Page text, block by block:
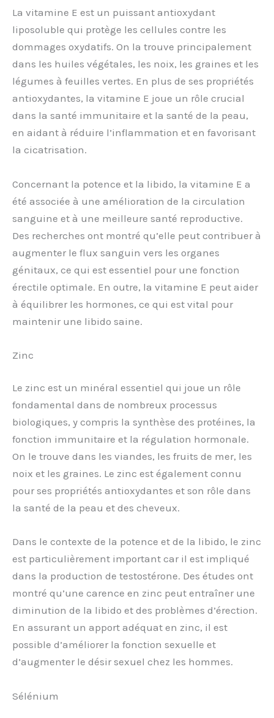
La vitamine E est un puissant antioxydant
liposoluble qui protège les cellules contre les
dommages oxydatifs. On la trouve principalement
dans les huiles végétales, les noix, les graines et les
légumes à feuilles vertes. En plus de ses propriétés
antioxydantes, la vitamine E joue un rôle crucial
dans la santé immunitaire et la santé de la peau,
en aidant à réduire l’inflammation et en favorisant
la cicatrisation.
Concernant la potence et la libido, la vitamine E a
été associée à une amélioration de la circulation
sanguine et à une meilleure santé reproductive.
Des recherches ont montré qu’elle peut contribuer à
augmenter le flux sanguin vers les organes
génitaux, ce qui est essentiel pour une fonction
érectile optimale. En outre, la vitamine E peut aider
à équilibrer les hormones, ce qui est vital pour
maintenir une libido saine.
Zinc
Le zinc est un minéral essentiel qui joue un rôle
fondamental dans de nombreux processus
biologiques, y compris la synthèse des protéines, la
fonction immunitaire et la régulation hormonale.
On le trouve dans les viandes, les fruits de mer, les
noix et les graines. Le zinc est également connu
pour ses propriétés antioxydantes et son rôle dans
la santé de la peau et des cheveux.
Dans le contexte de la potence et de la libido, le zinc
est particulièrement important car il est impliqué
dans la production de testostérone. Des études ont
montré qu’une carence en zinc peut entraîner une
diminution de la libido et des problèmes d’érection.
En assurant un apport adéquat en zinc, il est
possible d’améliorer la fonction sexuelle et
d’augmenter le désir sexuel chez les hommes.
Sélénium